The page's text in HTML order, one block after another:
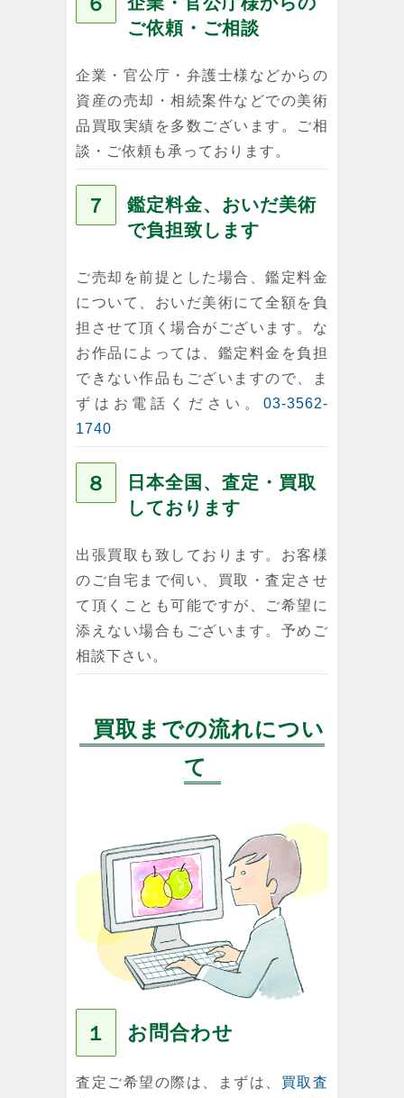
ご依頼・ご相談
企業・官公庁・弁護士様などからの
資産の売却・相続案件などでの美術
品買取実績を多数ございます。ご相
談・ご依頼も承っております。
７
鑑定料金、おいだ美術
で負担致します
ご売却を前提とした場合、鑑定料金
について、おいだ美術にて全額を負
担させて頂く場合がございます。な
お作品によっては、鑑定料金を負担
できない作品もございますので、ま
ずはお電話ください。 03-3562-
1740
８
日本全国、査定・買取
しております
出張買取も致しております。お客様
のご自宅まで伺い、買取・査定させ
て頂くことも可能ですが、ご希望に
添えない場合もございます。予めご
相談下さい。
買取までの流れについ
て
１ お問合わせ
査定ご希望の際は、まずは、 買取査